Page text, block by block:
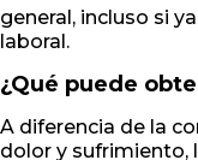
general, incluso si
laboral.
¿Qué puede
A diferencia de la
dolor y sufrimiento,